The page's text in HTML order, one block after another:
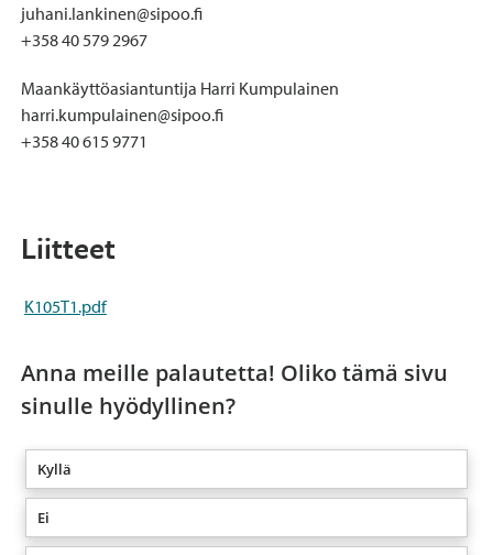
juhani.lankinen@sipoo.fi
+358 40 579 2967
Maankäyttöasiantuntija Harri Kumpulainen
harri.kumpulainen@sipoo.fi
+358 40 615 9771
Liitteet
K105T1.pdf
Anna meille palautetta! Oliko tämä sivu
sinulle hyödyllinen?
Kyllä
Ei